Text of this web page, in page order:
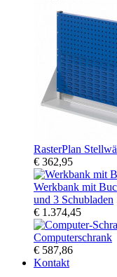
RasterPlan
€ 362,95
Werkbank mit
und 3 Schubladen
€ 1.374,45
Computerschrank
€ 587,86
Kontakt